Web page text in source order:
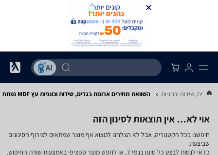
בגדים, שידות וכונניות השוואת מחירים ארונות בגדים, שידות וכונניות ‏עץ MDF ‏נפתח
אוי לא… אין תוצאות לסינון הזה
חיפשנו בכל הקטגוריה, אבל לא הצלחנו למצוא אף מוצר שמתאים לצירוף הסינונים
שביצעת.
כדאי לנסות לבצע כל סינון בנפרד, או לחפש מוצר ספציפי באמצעות שורת החיפוש.